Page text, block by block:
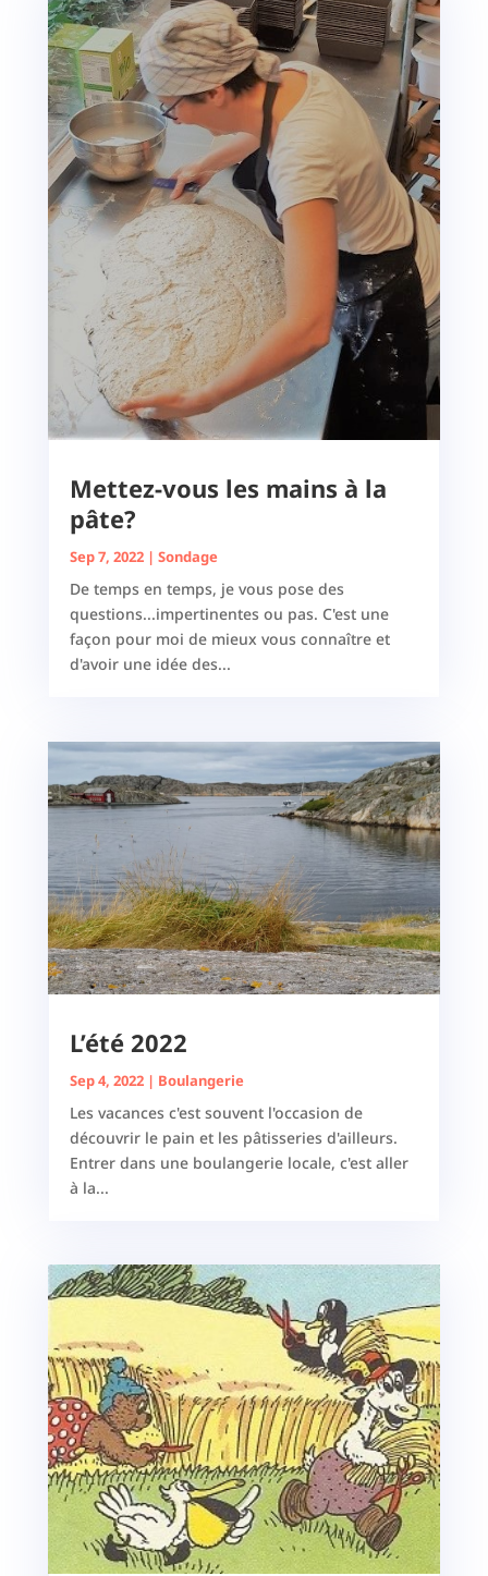
Mettez-vous les mains à la
pâte?
Sep 7, 2022| Sondage
De temps en temps, je vous pose des
questions...impertinentes ou pas. C'est une
façon pour moi de mieux vous connaître et
d'avoir une idée des...
L’été 2022
Sep 4, 2022| Boulangerie
Les vacances c'est souvent l'occasion de
découvrir le pain et les pâtisseries d'ailleurs.
Entrer dans une boulangerie locale, c'est aller
à la...